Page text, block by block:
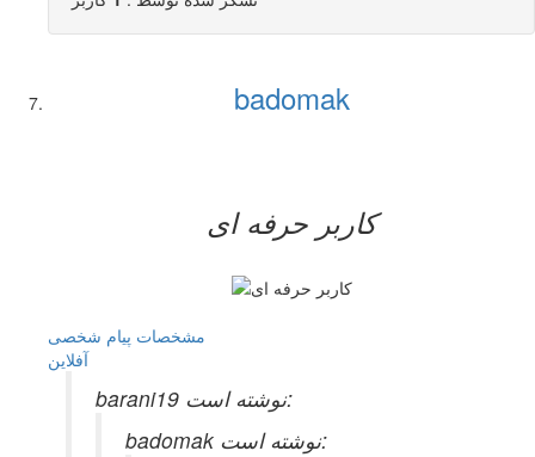
badomak
کاربر حرفه ای
مشخصات پیام شخصی
آفلاين
barani19 نوشته است:
badomak نوشته است: